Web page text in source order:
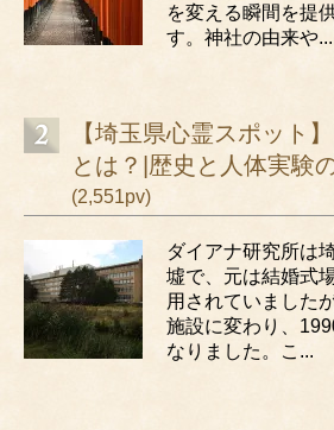
を変える瞬間を提
す。神社の由来や...
【埼玉県心霊スポット
とは？|歴史と人体実験
(2,551pv)
ダイアナ研究所は
墟で、元は結婚式
用されていました
施設に変わり、
なりました。こ...